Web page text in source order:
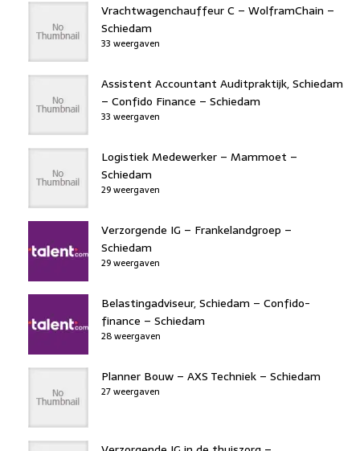
Vrachtwagenchauffeur C – WolframChain –
Schiedam
33 weergaven
Assistent Accountant Auditpraktijk, Schiedam
– Confido Finance – Schiedam
33 weergaven
Logistiek Medewerker – Mammoet –
Schiedam
29 weergaven
Verzorgende IG – Frankelandgroep –
Schiedam
29 weergaven
Belastingadviseur, Schiedam – Confido-
finance – Schiedam
28 weergaven
Planner Bouw – AXS Techniek – Schiedam
27 weergaven